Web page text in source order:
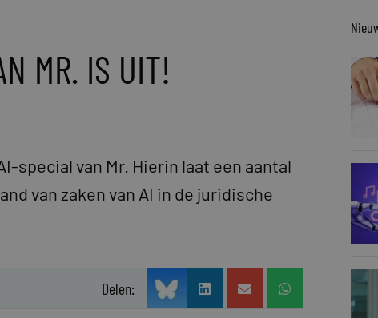
MR. IS UIT!
special van Mr. Hierin laat een aantal
van zaken van AI in de juridische
Delen: